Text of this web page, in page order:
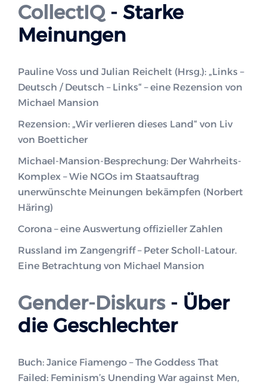
CollectIQ- Starke
Meinungen
Pauline Voss und Julian Reichelt (Hrsg.): „Links –
Deutsch / Deutsch – Links“ – eine Rezension von
Michael Mansion
Rezension: „Wir verlieren dieses Land“ von Liv
von Boetticher
Michael-Mansion-Besprechung: Der Wahrheits-
Komplex – Wie NGOs im Staatsauftrag
unerwünschte Meinungen bekämpfen (Norbert
Häring)
Corona – eine Auswertung offizieller Zahlen
Russland im Zangengriff – Peter Scholl-Latour.
Eine Betrachtung von Michael Mansion
Gender-Diskurs- Über
die Geschlechter
Buch: Janice Fiamengo – The Goddess That
Failed: Feminism’s Unending War against Men,